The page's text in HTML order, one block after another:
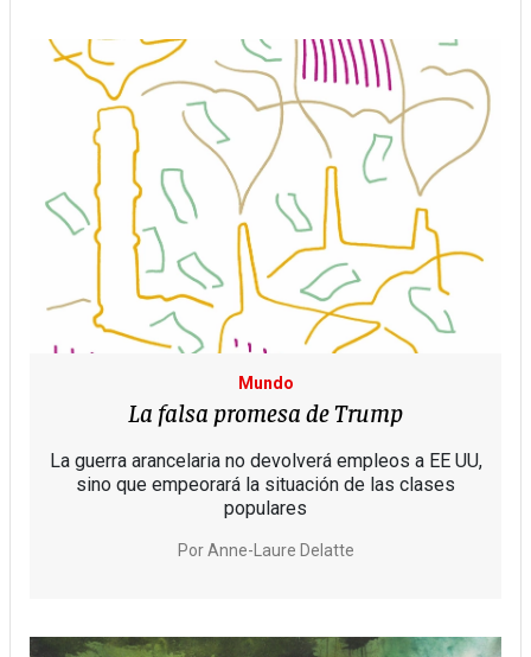
Mundo
La falsa promesa de Trump
La guerra arancelaria no devolverá empleos a EE UU,
sino que empeorará la situación de las clases
populares
PorAnne-Laure Delatte